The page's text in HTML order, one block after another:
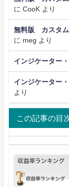
に CooK より
無料版 カスタム
に meg より
インジケーター
インジケーター
より
この記事の目